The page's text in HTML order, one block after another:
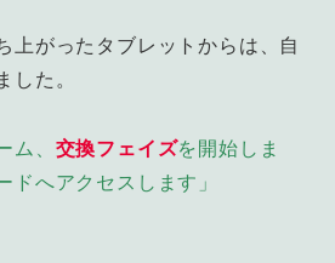
上がったタブレットからは、自
した。
ム、 交換フェイズを開始しま
ドへアクセスします」